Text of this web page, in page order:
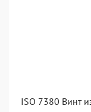
ISO 7380 Винт